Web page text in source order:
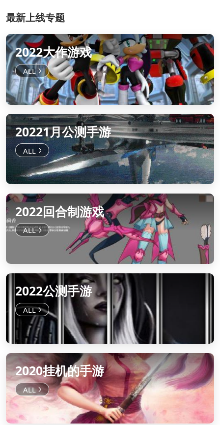
最新上线专题
2022大作游戏
20221月公测手游
2022回合制游戏
2022公测手游
2020挂机的手游